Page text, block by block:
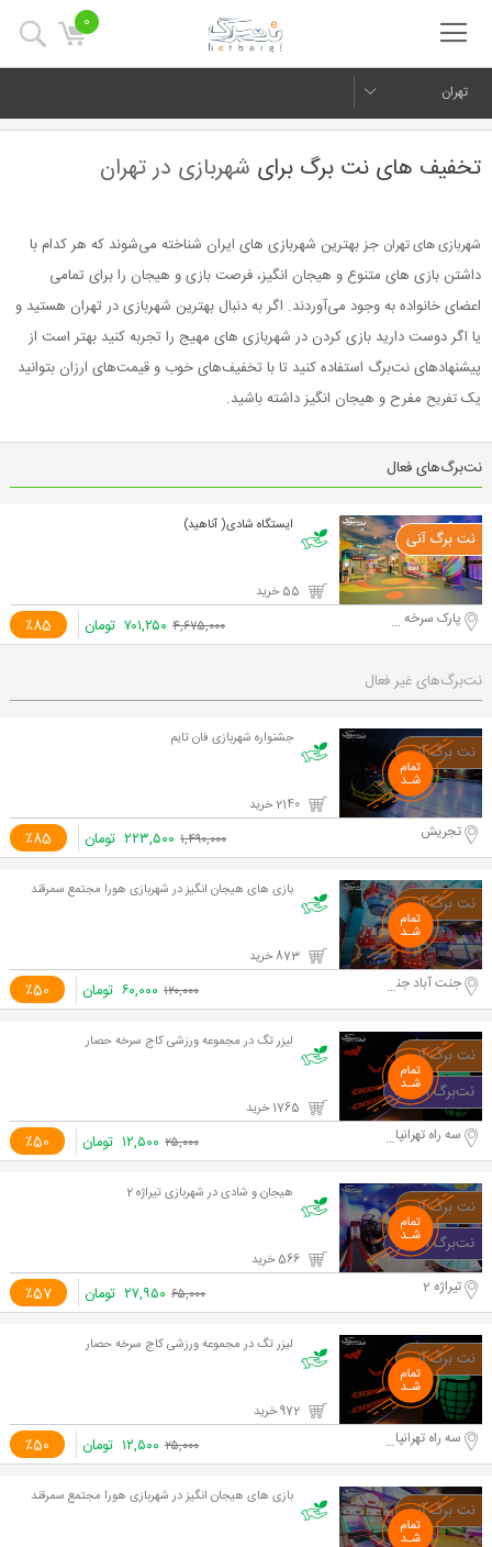
0
تهران
تخفیف های نت برگ برای شهربازی در تهران
شهربازی های تهران جز بهترین شهربازی های ایران شناخته می‌شوند که هر کدام با
داشتن بازی های متنوع و هیجان انگیز، فرصت بازی و هیجان را برای تمامی
اعضای خانواده به وجود می‌آوردند. اگر به دنبال بهترین شهربازی در تهران هستید و
یا اگر دوست دارید بازی کردن در شهربازی های مهیج را تجربه کنید بهتر است از
پیشنهادهای نت‌برگ استفاده کنید تا با تخفیف‌های خوب و قیمت‌های ارزان بتوانید
یک تفریح مفرح و هیجان انگیز داشته باشید.
نت‌برگ‌های فعال
ایستگاه شادی( آناهید)
٪85 پارک سرخه حصار ۴,۶۷۵,۰۰۰ ۷۰۱,۲۵۰ تومان
نت‌برگ‌های غیر فعال
جشنواره شهربازی فان تایم
٪85 تجریش ۱,۴۹۰,۰۰۰ ۲۲۳,۵۰۰ تومان
بازی های هیجان انگیز در شهربازی هورا مجتمع سمرقند
٪50 جنت آباد جنوبی - مجتمع سمرقند ۱۲۰,۰۰۰ ۶۰,۰۰۰ تومان
لیزر تگ در مجموعه ورزشی کاج سرخه حصار
٪50 سه راه تهرانپارس ۲۵,۰۰۰ ۱۲,۵۰۰ تومان
هیجان و شادی در شهربازی تیراژه 2
٪57 تیراژه 2 ۶۵,۰۰۰ ۲۷,۹۵۰ تومان
لیزر تگ در مجموعه ورزشی کاج سرخه حصار
٪50 سه راه تهرانپارس ۲۵,۰۰۰ ۱۲,۵۰۰ تومان
بازی های هیجان انگیز در شهربازی هورا مجتمع سمرقند